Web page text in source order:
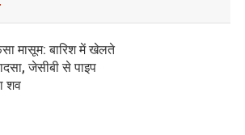
मासूम: बारिश में खेलते
जेसीबी से पाइप
शव